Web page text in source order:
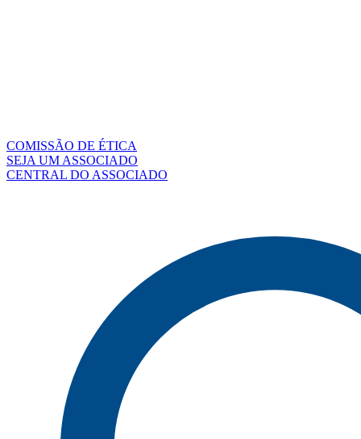
COMISSÃO DE ÉTICA
SEJA UM ASSOCIADO
CENTRAL DO ASSOCIADO